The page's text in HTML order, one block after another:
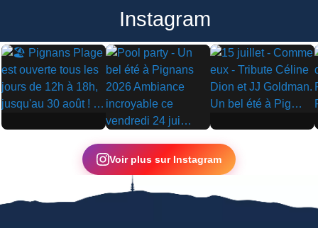
Instagram
▶
▶
▶
Voir plus sur Instagram